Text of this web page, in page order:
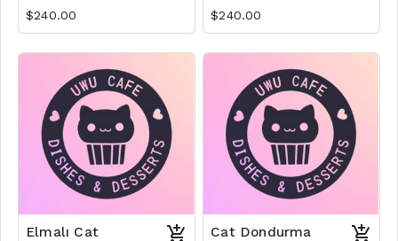
$240.00 $240.00
Elmalı Cat
Cat Dondurma